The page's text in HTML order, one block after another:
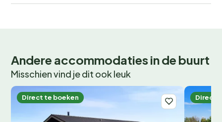
Andere accommodaties in de buurt
Misschien vind je dit ook leuk
Direct te boeken Direct